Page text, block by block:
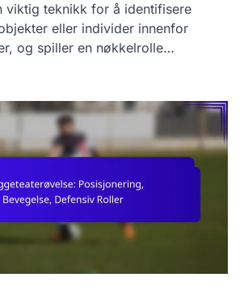
viktig teknikk for å identifisere
eller individer innenfor
og spiller en nøkkelrolle…